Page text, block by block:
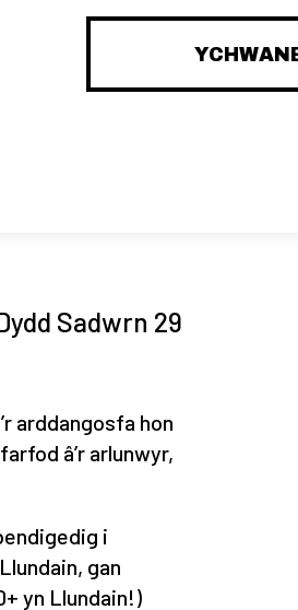
Sadwrn 29
arddangosfa hon
â’r arlunwyr,
i
gan
yn Llundain!)